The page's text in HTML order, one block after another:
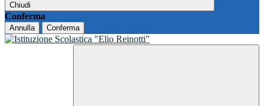
Chiudi
Conferma
Annulla Conferma